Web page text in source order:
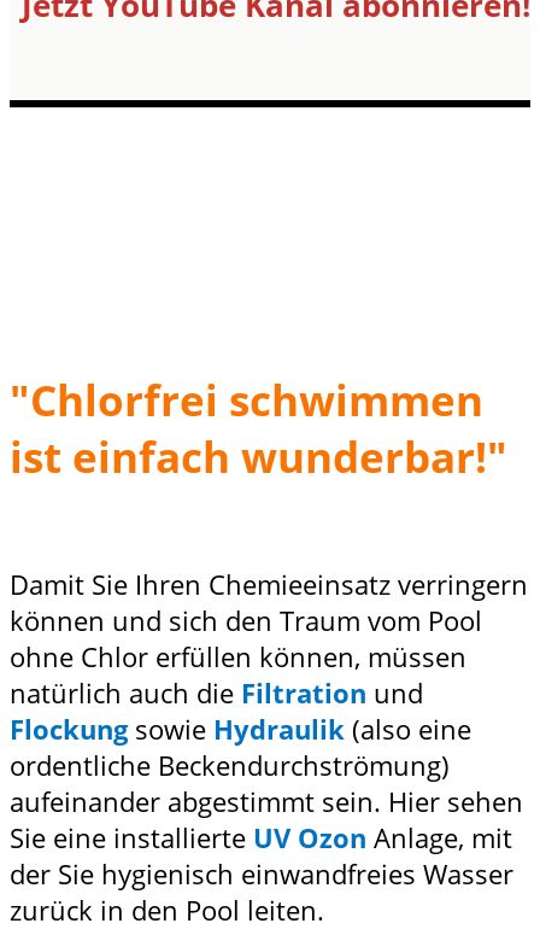
"Chlorfrei schwimmen
ist einfach wunderbar!"
Damit Sie Ihren Chemieeinsatz verringern
können und sich den Traum vom Pool
ohne Chlor erfüllen können, müssen
natürlich auch die Filtration und
Flockungsowie Hydraulik (also eine
ordentliche Beckendurchströmung)
aufeinander abgestimmt sein. Hier sehen
Sie eine installierte UV Ozon Anlage, mit
der Sie hygienisch einwandfreies Wasser
zurück in den Pool leiten.